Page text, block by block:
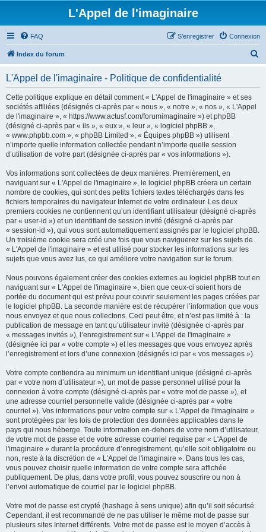
L'Appel de l'imaginaire
FAQ Connexion
S’enregistrer
Index du forum
L'Appel de l'imaginaire - Politique de confidentialité
Cette politique explique en détail comment « L'Appel de l'imaginaire » et ses
sociétés affiliées (désignés ci-après par « nous », « notre », « nos », « L'Appel
de l'imaginaire », « https://www.actusf.com/forumimaginaire ») et phpBB
(désigné ci-après par « ils », « eux », « leur », « logiciel phpBB »,
« www.phpbb.com », « phpBB Limited », « Équipes phpBB ») utilisent
n’importe quelle information collectée pendant n’importe quelle session
d’utilisation de votre part (désignée ci-après par « vos informations »).
Vos informations sont collectées de deux manières. Premièrement, en
naviguant sur « L'Appel de l'imaginaire », le logiciel phpBB créera un certain
nombre de cookies, qui sont des petits fichiers textes téléchargés dans les
fichiers temporaires du navigateur Internet de votre ordinateur. Les deux
premiers cookies ne contiennent qu’un identifiant utilisateur (désigné ci-après
par « user-id ») et un identifiant de session invité (désigné ci-après par
« session-id »), qui vous sont automatiquement assignés par le logiciel phpBB.
Un troisième cookie sera créé une fois que vous naviguerez sur les sujets de
« L'Appel de l'imaginaire » et est utilisé pour stocker les informations sur les
sujets que vous avez lus, ce qui améliore votre navigation sur le forum.
Nous pouvons également créer des cookies externes au logiciel phpBB tout en
naviguant sur « L'Appel de l'imaginaire », bien que ceux-ci soient hors de
portée du document qui est prévu pour couvrir seulement les pages créées par
le logiciel phpBB. La seconde manière est de récupérer l’information que vous
nous envoyez et que nous collectons. Ceci peut être, et n’est pas limité à : la
publication de message en tant qu’utilisateur invité (désignée ci-après par
« messages invités »), l’enregistrement sur « L'Appel de l'imaginaire »
(désignée ici par « votre compte ») et les messages que vous envoyez après
l’enregistrement et lors d’une connexion (désignés ici par « vos messages »).
Votre compte contiendra au minimum un identifiant unique (désigné ci-après
par « votre nom d’utilisateur »), un mot de passe personnel utilisé pour la
connexion à votre compte (désigné ci-après par « votre mot de passe »), et
une adresse courriel personnelle valide (désignée ci-après par « votre
courriel »). Vos informations pour votre compte sur « L'Appel de l'imaginaire »
sont protégées par les lois de protection des données applicables dans le
pays qui nous héberge. Toute information en-dehors de votre nom d’utilisateur,
de votre mot de passe et de votre adresse courriel requise par « L'Appel de
l'imaginaire » durant la procédure d’enregistrement, qu’elle soit obligatoire ou
non, reste à la discrétion de « L'Appel de l'imaginaire ». Dans tous les cas,
vous pouvez choisir quelle information de votre compte sera affichée
publiquement. De plus, dans votre profil, vous pouvez souscrire ou non à
l’envoi automatique de courriel par le logiciel phpBB.
Votre mot de passe est crypté (hashage à sens unique) afin qu’il soit sécurisé.
Cependant, il est recommandé de ne pas utiliser le même mot de passe sur
plusieurs sites Internet différents. Votre mot de passe est le moyen d’accès à